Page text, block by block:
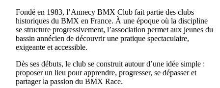
Fondé en 1983, l’Annecy BMX Club fait partie des clubs
historiques du BMX en France. À une époque où la discipline
se structure progressivement, l’association permet aux jeunes du
bassin annécien de découvrir une pratique spectaculaire,
exigeante et accessible.
Dès ses débuts, le club se construit autour d’une idée simple :
proposer un lieu pour apprendre, progresser, se dépasser et
partager la passion du BMX Race.